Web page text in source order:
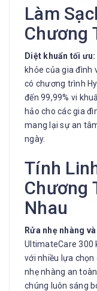
Làm
Chương
Diệt khuẩn tối ưu:
khỏe của gia đình
có chương trình
đến 99,99% vi
hảo cho các gia
mang lại sự an
ngày.
Tính
Chương
Nhau
Rửa nhẹ nhàng
UltimateCare 300
với nhiều lựa
nhẹ nhàng an
chúng luôn sáng